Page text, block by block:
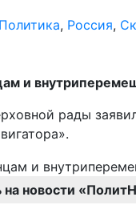
Политика, Россия,
и
рады
новости